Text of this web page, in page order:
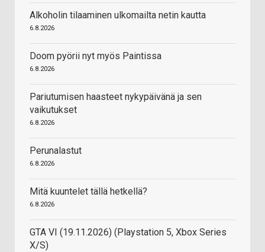
Alkoholin tilaaminen ulkomailta netin kautta
6.8.2026
Doom pyörii nyt myös Paintissa
6.8.2026
Pariutumisen haasteet nykypäivänä ja sen
vaikutukset
6.8.2026
Perunalastut
6.8.2026
Mitä kuuntelet tällä hetkellä?
6.8.2026
GTA VI (19.11.2026) (Playstation 5, Xbox Series
X/S)